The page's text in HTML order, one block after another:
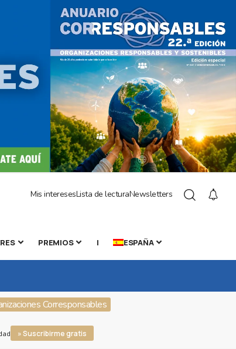
Mis interesesLista de lecturaNewsletters
PREMIOS | ESPAÑA
Corresponsables
» Suscribirme gratis